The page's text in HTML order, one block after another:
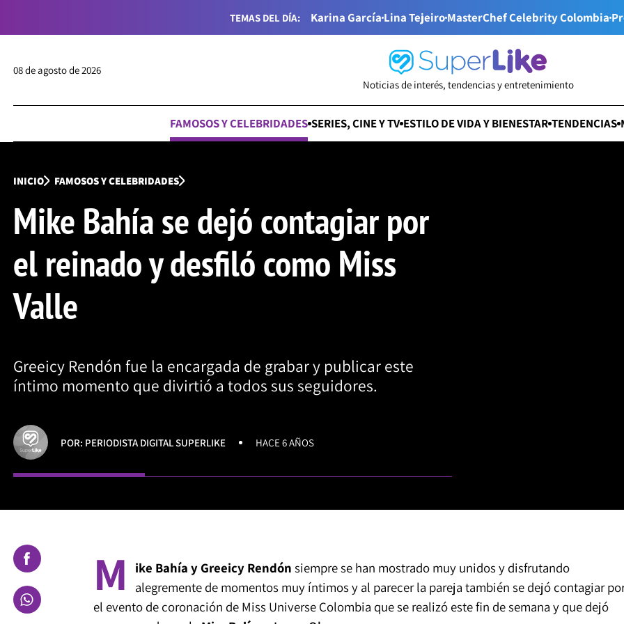
TEMAS DEL DÍA: Karina GarcíaLina TejeiroMasterChef Celebrity Colombia
08 de agosto de 2026
Noticias de interés, tendencias y entretenimiento
FAMOSOS Y CELEBRIDADES SERIES, CINE Y TV ESTILO DE VIDA Y BIENESTAR TENDENCIAS
INICIO FAMOSOS Y CELEBRIDADES
Mike Bahía se dejó contagiar por
el reinado y desfiló como Miss
Valle
Greeicy Rendón fue la encargada de grabar y publicar este
íntimo momento que divirtió a todos sus seguidores.
POR: PERIODISTA DIGITAL SUPERLIKE HACE 6 AÑOS
M ike Bahía y Greeicy Rendón siempre se han mostrado muy unidos y disfrutando
alegremente de momentos muy íntimos y al parecer la pareja también se dejó contagiar
el evento de coronación de Miss Universe Colombia que se realizó este fin de semana y que dejó